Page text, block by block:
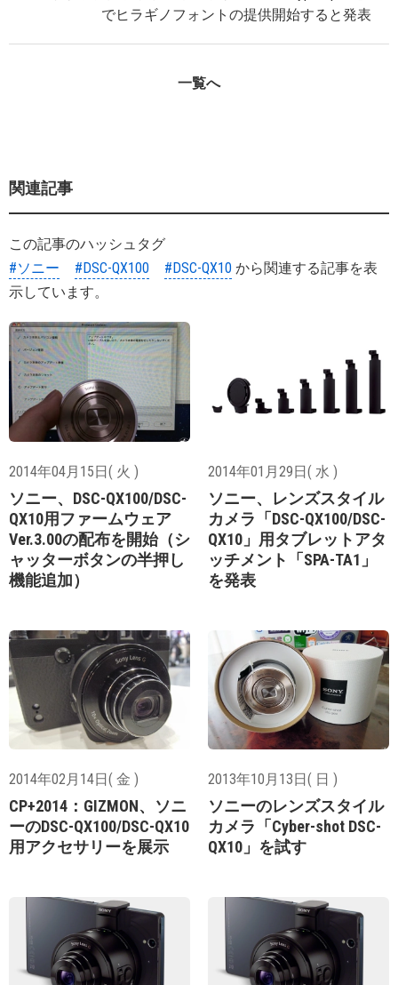
でヒラギノフォントの提供開始すると発表
一覧へ
関連記事
この記事のハッシュタグ
#ソニー
#DSC-QX100 #DSC-QX10 から関連する記事を表
示しています。
2014年04月15日( 火 )
ソニー、DSC-QX100/DSC-
QX10用ファームウェア
Ver.3.00の配布を開始（シ
ャッターボタンの半押し
機能追加）
2014年01月29日( 水 )
ソニー、レンズスタイル
カメラ「DSC-QX100/DSC-
QX10」用タブレットアタ
ッチメント「SPA-TA1」
を発表
2014年02月14日( 金 )
CP+2014：GIZMON、ソニ
ーのDSC-QX100/DSC-QX10
用アクセサリーを展示
2013年10月13日( 日 )
ソニーのレンズスタイル
カメラ「Cyber-shot DSC-
QX10」を試す